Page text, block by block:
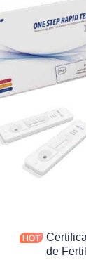
de
Sobre nós
Notícias e
Bases e
Apoiar